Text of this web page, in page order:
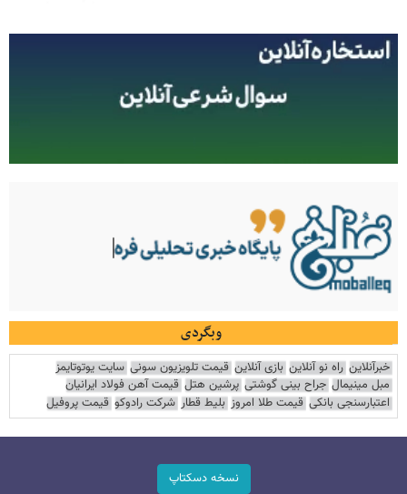
وبگردی
خبرآنلاین راه نو آنلاین بازی آنلاین قیمت تلویزیون سونی سایت یوتوتایمز
مبل مینیمال جراح بینی گوشتی پرشین هتل قیمت آهن فولاد ایرانیان
اعتبارسنجی بانکی قیمت طلا امروز بلیط قطار شرکت رادوکو قیمت پروفیل
نسخه دسکتاپ